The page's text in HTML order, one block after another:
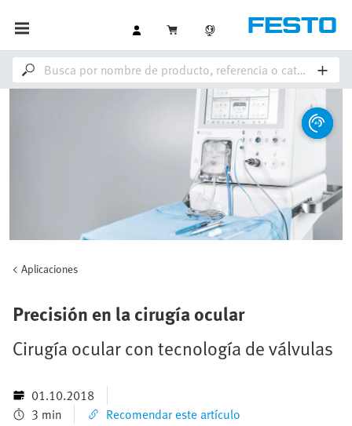
Aplicaciones
Precisión en la cirugía ocular
Cirugía ocular con tecnología de válvulas
01.10.2018
3 min
Recomendar este artículo